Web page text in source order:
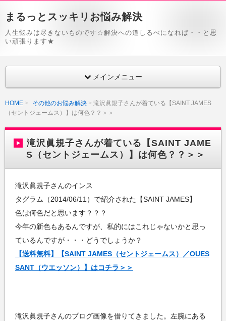
まるっとスッキリお悩み解決
人生悩みは尽きないものです☆解決への道しるべになれば・・と思
い頑張ります★
メインメニュー
HOME その他のお悩み解決
滝沢眞規子さんが着ている【SAINT JAMES
（セントジェームス）】は何色？？＞＞
滝沢眞規子さんが着ている【SAINT JAME
S（セントジェームス）】は何色？？＞＞
滝沢眞規子さんのインス
タグラム（2014/06/11）で紹介された【SAINT JAMES】
色は何色だと思います？？？
今年の新色もあるんですが、私的にはこれじゃないかと思っ
ているんですが・・・どうでしょうか？
【送料無料】【SAINT JAMES（セントジェームス）／OUES
SANT（ウエッソン）】はコチラ＞＞
滝沢眞規子さんのブログ画像を借りてきました。左腕にある